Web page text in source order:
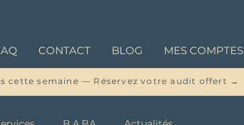
CONTACT BLOG MES COMPTES
cette semaine — Réservez votre audit offert →